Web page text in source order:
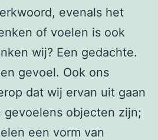
evenals het
of voelen is ook
wij? Een gedachte.
gevoel. Ook ons
dat wij ervan uit gaan
gevoelens objecten zijn;
een vorm van